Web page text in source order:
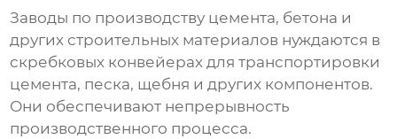
Заводы по производству цемента, бетона и
других строительных материалов нуждаются в
скребковых конвейерах для транспортировки
цемента, песка, щебня и других компонентов.
Они обеспечивают непрерывность
производственного процесса.